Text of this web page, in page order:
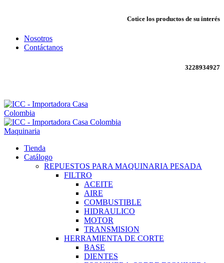
Cotice los productos de su interés
Nosotros
Contáctanos
3228934927
Maquinaria
Tienda
Catálogo
REPUESTOS PARA MAQUINARIA PESADA
FILTRO
ACEITE
AIRE
COMBUSTIBLE
HIDRAULICO
MOTOR
TRANSMISION
HERRAMIENTA DE CORTE
BASE
DIENTES